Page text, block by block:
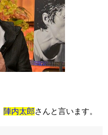
陣内太郎さんと言います。